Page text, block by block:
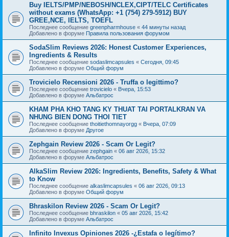
Buy IELTS/PMP/NEBOSH/NCLEX,CIPT/TELC Certificates
without exams (WhatsApp: +1 (754) 279-5912) BUY
GREE,NCE, IELTS, TOEFL
Последнее сообщение greenpharmhouse « 44 минуты назад
Добавлено в форуме Правила пользования форумом
SodaSlim Reviews 2026: Honest Customer Experiences,
Ingredients & Results
Последнее сообщение sodaslimcapsules « Сегодня, 09:45
Добавлено в форуме Общий форум
Trovicielo Recensioni 2026 - Truffa o legittimo?
Последнее сообщение trovicielo « Вчера, 15:53
Добавлено в форуме Альбатрос
KHAM PHA KHO TANG KY THUAT TAI PORTALKRAN VA
NHUNG BIEN DONG THOI TIET
Последнее сообщение thoitiethomnayorgg « Вчера, 07:09
Добавлено в форуме Другое
Zephgain Review 2026 - Scam Or Legit?
Последнее сообщение zephgain « 06 авг 2026, 15:32
Добавлено в форуме Альбатрос
AlkaSlim Review 2026: Ingredients, Benefits, Safety & What
to Know
Последнее сообщение alkaslimcapsules « 06 авг 2026, 09:13
Добавлено в форуме Общий форум
Bhraskilon Review 2026 - Scam Or Legit?
Последнее сообщение bhraskilon « 05 авг 2026, 15:42
Добавлено в форуме Альбатрос
Infinito Invexus Opiniones 2026 -¿Estafa o legítimo?